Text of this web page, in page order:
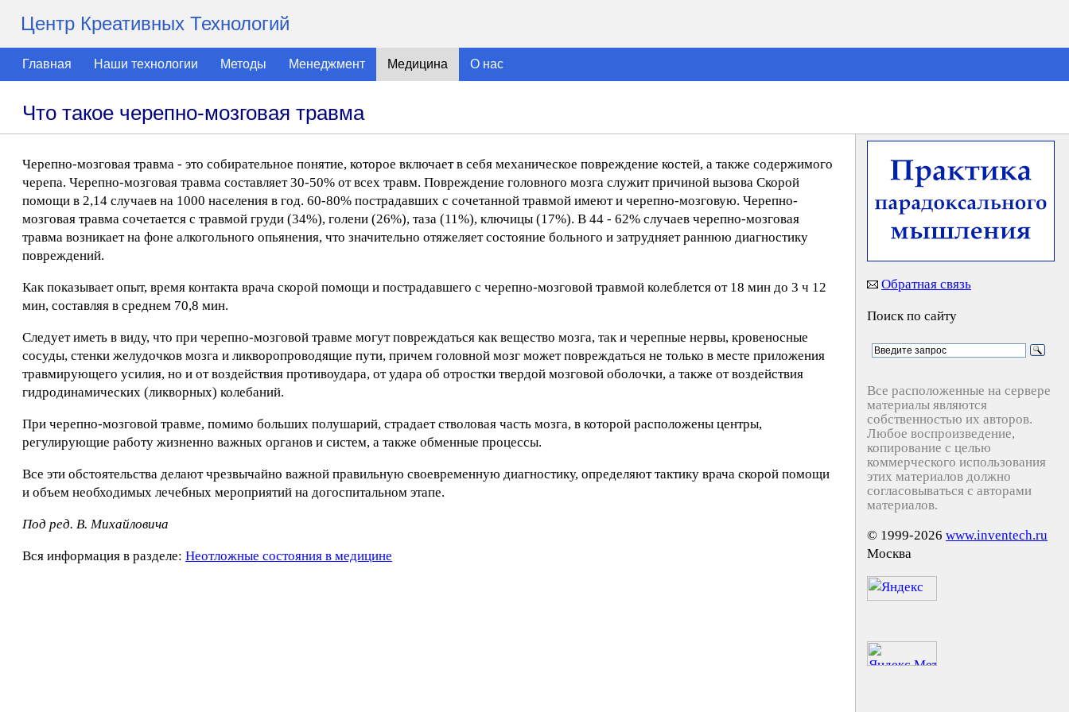
Центр Креативных Технологий
Главная Наши технологии Методы Менеджмент Медицина О нас
Что такое черепно-мозговая травма
Черепно-мозговая травма - это собирательное понятие, которое включает в себя механическое повреждение костей, а также содержимого
черепа. Черепно-мозговая травма составляет 30-50% от всех травм. Повреждение головного мозга служит причиной вызова Скорой
помощи в 2,14 случаев на 1000 населения в год. 60-80% пострадавших с сочетанной травмой имеют и черепно-мозговую. Черепно-
мозговая травма сочетается с травмой груди (34%), голени (26%), таза (11%), ключицы (17%). В 44 - 62% случаев черепно-мозговая
травма возникает на фоне алкогольного опьянения, что значительно отяжеляет состояние больного и затрудняет раннюю диагностику
повреждений.
Как показывает опыт, время контакта врача скорой помощи и пострадавшего с черепно-мозговой травмой колеблется от 18 мин до 3 ч 12
мин, составляя в среднем 70,8 мин.
Следует иметь в виду, что при черепно-мозговой травме могут повреждаться как вещество мозга, так и черепные нервы, кровеносные
сосуды, стенки желудочков мозга и ликворопроводящие пути, причем головной мозг может повреждаться не только в месте приложения
травмирующего усилия, но и от воздействия противоудара, от удара об отростки твердой мозговой оболочки, а также от воздействия
гидродинамических (ликворных) колебаний.
При черепно-мозговой травме, помимо больших полушарий, страдает стволовая часть мозга, в которой расположены центры,
регулирующие работу жизненно важных органов и систем, а также обменные процессы.
Все эти обстоятельства делают чрезвычайно важной правильную своевременную диагностику, определяют тактику врача скорой помощи
и объем необходимых лечебных мероприятий на догоспитальном этапе.
Под ред. В. Михайловича
Вся информация в разделе: Неотложные состояния в медицине
Обратная связь
Поиск по сайту
Все расположенные на сервере
материалы являются
собственностью их авторов.
Любое воспроизведение,
копирование с целью
коммерческого использования
этих материалов должно
согласовываться с авторами
материалов.
© 1999-2026 www.inventech.ru
Москва